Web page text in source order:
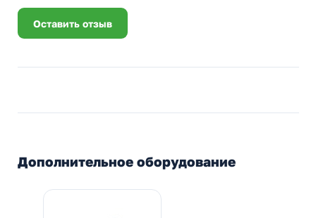
Оставить отзыв
Дополнительное оборудование